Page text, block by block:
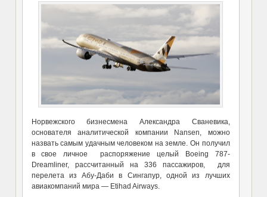
Норвежского бизнесмена Александра Сваневика,
основателя аналитической компании Nansen, можно
назвать самым удачным человеком на земле. Он получил
в свое личное распоряжение целый Boeing 787-
Dreamliner, рассчитанный на 336 пассажиров, для
перелета из Абу-Даби в Сингапур, одной из лучших
авиакомпаний мира — Etihad Airways.